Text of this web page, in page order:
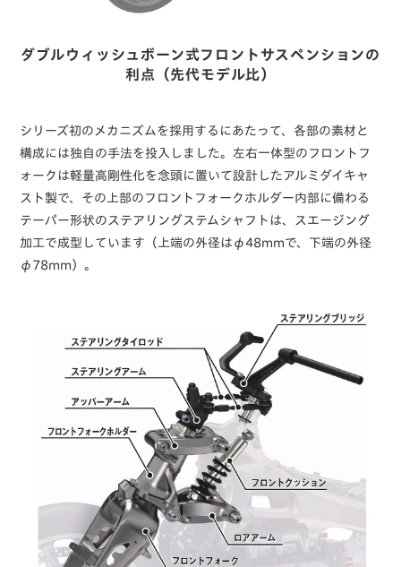
ダブルウィッシュボーン式フロントサスペンションの
利点（先代モデル比）
シリーズ初のメカニズムを採用するにあたって、各部の素材と
構成には独自の手法を投入しました。左右一体型のフロントフ
ォークは軽量高剛性化を念頭に置いて設計したアルミダイキャ
スト製で、その上部のフロントフォークホルダー内部に備わる
テーパー形状のステアリングステムシャフトは、スエージング
加工で成型しています（上端の外径はφ48mmで、下端の外径
φ78mm）。